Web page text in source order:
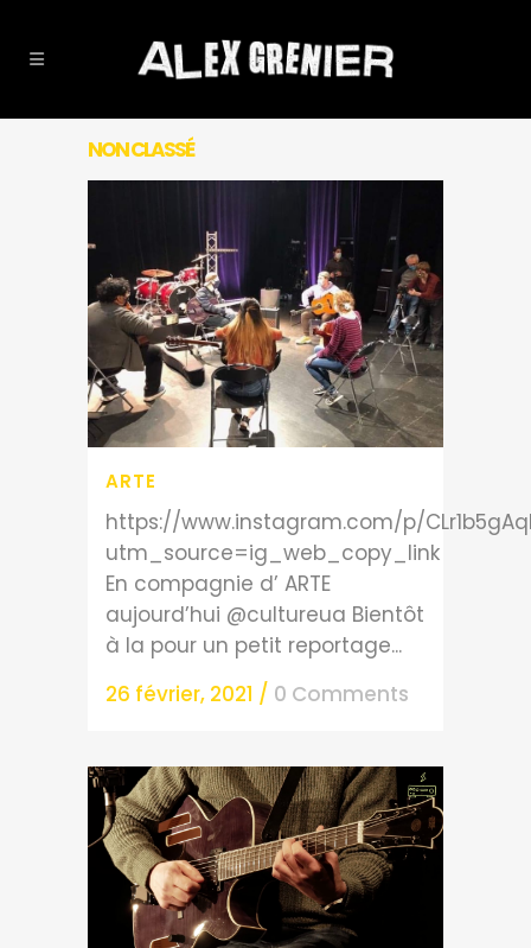
NON CLASSÉ
ARTE
https://www.instagram.com/p/
utm_source=ig_web_copy_link
En compagnie d’ ARTE
aujourd’hui @cultureua Bientôt
à la pour un petit reportage...
26 février, 2021 / 0 Comments